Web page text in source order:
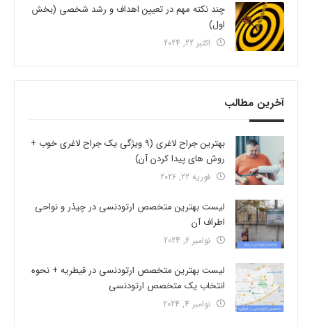
چند نکته مهم در تعیین اهداف و رشد شخصی (بخش
اول)
اکتبر 22, 2024
آخرین مطالب
بهترین جراح لاغری (9 ویژگی یک جراح لاغری خوب +
روش های پیدا کردن آن)
فوریه 22, 2026
لیست بهترین متخصص ارتودنسی در چیذر و نواحی
اطراف آن
نوامبر 6, 2024
لیست بهترین متخصص ارتودنسی در قیطریه + نحوه
انتخاب یک متخصص ارتودنسی
نوامبر 4, 2024